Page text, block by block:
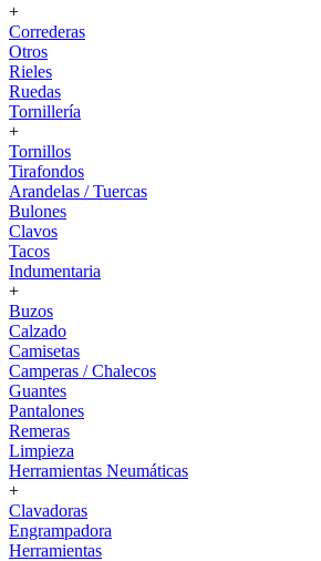
+
Correderas
Otros
Rieles
Ruedas
Tornillería
+
Tornillos
Tirafondos
Arandelas / Tuercas
Bulones
Clavos
Tacos
Indumentaria
+
Buzos
Calzado
Camisetas
Camperas / Chalecos
Guantes
Pantalones
Remeras
Limpieza
Herramientas Neumáticas
+
Clavadoras
Engrampadora
Herramientas